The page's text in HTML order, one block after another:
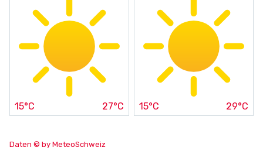
15°C 27°C 15°C 29°C
Daten © by MeteoSchweiz